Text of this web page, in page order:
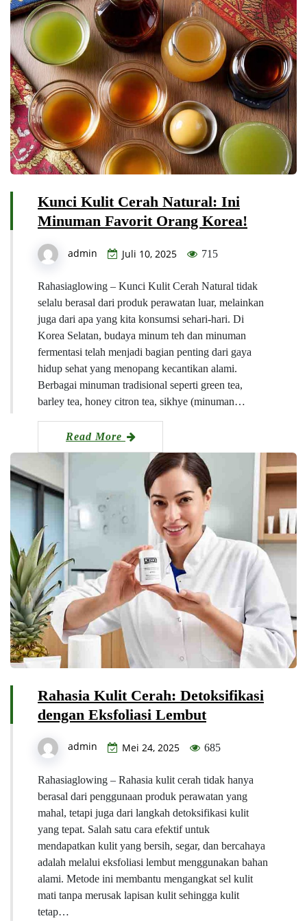
Kunci Kulit Cerah Natural: Ini
Minuman Favorit Orang Korea!
admin Juli 10, 2025 715
Rahasiaglowing – Kunci Kulit Cerah Natural tidak
selalu berasal dari produk perawatan luar, melainkan
juga dari apa yang kita konsumsi sehari-hari. Di
Korea Selatan, budaya minum teh dan minuman
fermentasi telah menjadi bagian penting dari gaya
hidup sehat yang menopang kecantikan alami.
Berbagai minuman tradisional seperti green tea,
barley tea, honey citron tea, sikhye (minuman…
Read More
Rahasia Kulit Cerah: Detoksifikasi
dengan Eksfoliasi Lembut
admin Mei 24, 2025 685
Rahasiaglowing – Rahasia kulit cerah tidak hanya
berasal dari penggunaan produk perawatan yang
mahal, tetapi juga dari langkah detoksifikasi kulit
yang tepat. Salah satu cara efektif untuk
mendapatkan kulit yang bersih, segar, dan bercahaya
adalah melalui eksfoliasi lembut menggunakan bahan
alami. Metode ini membantu mengangkat sel kulit
mati tanpa merusak lapisan kulit sehingga kulit
tetap…